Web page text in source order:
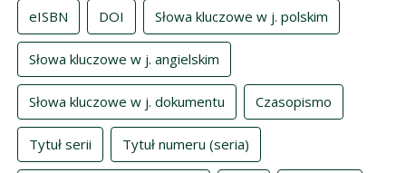
eISBN DOI Słowa kluczowe w j. polskim
Słowa kluczowe w j. angielskim
Słowa kluczowe w j. dokumentu Czasopismo
Tytuł serii Tytuł numeru (seria)